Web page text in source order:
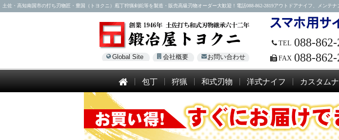
土佐・高知南国市の打ち刃物匠・豊国（トヨクニ）庖丁狩猟剣鉈等を製造・販売高級刃物オーダー大歓迎！電話088-862-2819アウトドアナイフ、メン
Global Site 会社概要 お問い合わせ
TEL 088-
FAX 088-
包丁 狩猟 和式刃物 洋式ナイフ カスタム